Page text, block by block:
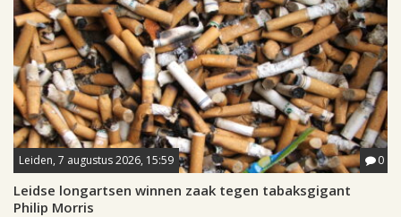
Leiden, 7 augustus 2026, 15:59 0
Leidse longartsen winnen zaak tegen tabaksgigant
Philip Morris